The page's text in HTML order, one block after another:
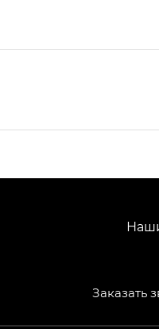
Заказать